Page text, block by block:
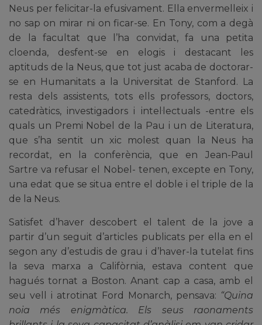
Neus per felicitar-la efusivament. Ella envermelleix i
no sap on mirar ni on ficar-se. En Tony, com a degà
de la facultat que l’ha convidat, fa una petita
cloenda, desfent-se en elogis i destacant les
aptituds de la Neus, que tot just acaba de doctorar-
se en Humanitats a la Universitat de Stanford. La
resta dels assistents, tots ells professors, doctors,
catedràtics, investigadors i intel·lectuals -entre els
quals un Premi Nobel de la Pau i un de Literatura,
que s’ha sentit un xic molest quan la Neus ha
recordat, en la conferència, que en Jean-Paul
Sartre va refusar el Nobel- tenen, excepte en Tony,
una edat que se situa entre el doble i el triple de la
de la Neus.
Satisfet d’haver descobert el talent de la jove a
partir d’un seguit d’articles publicats per ella en el
segon any d’estudis de grau i d’haver-la tutelat fins
la seva marxa a Califòrnia, estava content que
hagués tornat a Boston. Anant cap a casa, amb el
seu vell i atrotinat Ford Monarch, pensava: “Quina
noia més enigmàtica. Els seus raonaments